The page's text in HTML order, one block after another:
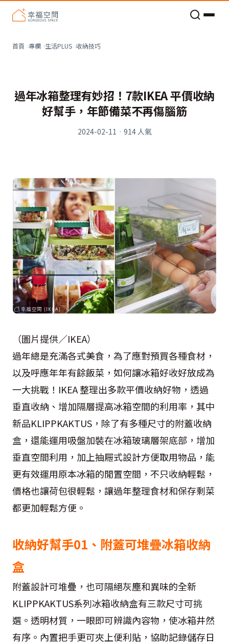
首頁 專欄 生活PLUS 收納技巧
過年冰箱整理有妙招！7款IKEA 平價收納
好幫手，年節備菜不再傷腦筋
2024-02-11 · 914人氣
（圖片提供／IKEA）
過年總是充滿各式美食，為了應對預買各種食材，
以及呼應年年有餘飯菜，如何讓冰箱好收好放成為
一大挑戰！IKEA 整理出多款平價收納好物，透過
垂直收納、增加隔層提高冰箱空間的利用率，其中
新品KLIPPKAKTUS，除了有多種尺寸的附蓋收納
盒，還能運用吸盤加裝在冰箱玻璃層架底部，增加
垂直空間利用，加上抽屜式設計方便取用物品，能
更有效運用原本冰箱的閒置空間，不只收納輕鬆，
價格也讓荷包很輕鬆，讓過年整理食材和保存剩菜
都更加輕鬆方便。
收納好幫手01、附蓋可堆疊冰箱收納
盒
附蓋設計可堆疊，也可隔絕灰塵和異味的全新
KLIPPKAKTUS系列冰箱收納盒有三款尺寸可挑
選。透明材質，一眼即可辨識內容物，使冰箱井然
有序。內置把手更可夾上便利貼，協助記錄儲存日